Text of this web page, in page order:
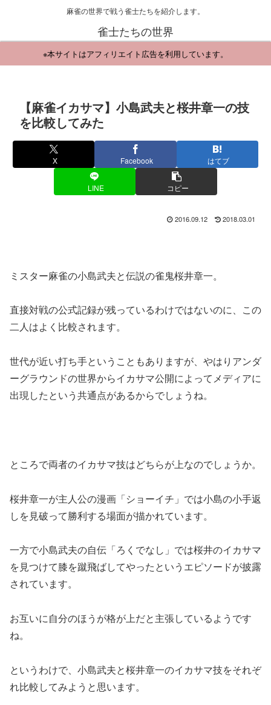
麻雀の世界で戦う雀士たちを紹介します。
雀士たちの世界
※本サイトはアフィリエイト広告を利用しています。
【麻雀イカサマ】小島武夫と桜井章一の技
を比較してみた
X Facebook はてブ
LINE コピー
2016.09.12 2018.03.01
ミスター麻雀の小島武夫と伝説の雀鬼桜井章一。
直接対戦の公式記録が残っているわけではないのに、この
二人はよく比較されます。
世代が近い打ち手ということもありますが、やはりアンダ
ーグラウンドの世界からイカサマ公開によってメディアに
出現したという共通点があるからでしょうね。
ところで両者のイカサマ技はどちらが上なのでしょうか。
桜井章一が主人公の漫画「ショーイチ」では小島の小手返
しを見破って勝利する場面が描かれています。
一方で小島武夫の自伝「ろくでなし」では桜井のイカサマ
を見つけて膝を蹴飛ばしてやったというエピソードが披露
されています。
お互いに自分のほうが格が上だと主張しているようです
ね。
というわけで、小島武夫と桜井章一のイカサマ技をそれぞ
れ比較してみようと思います。